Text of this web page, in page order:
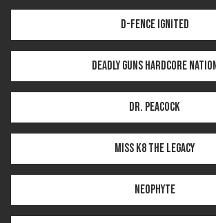
D-Fence IGNITED
Deadly Guns HARDCORE
Dr. Peacock
Miss K8 THE LEGACY
Neophyte